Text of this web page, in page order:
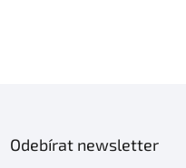
Odebírat newsletter